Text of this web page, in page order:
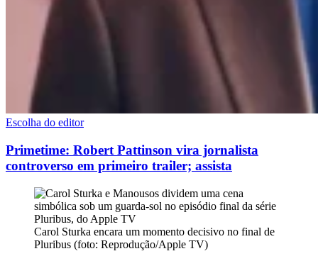
Escolha do editor
Primetime: Robert Pattinson vira jornalista
controverso em primeiro trailer; assista
Carol Sturka encara um momento decisivo no final de
Pluribus (foto: Reprodução/Apple TV)